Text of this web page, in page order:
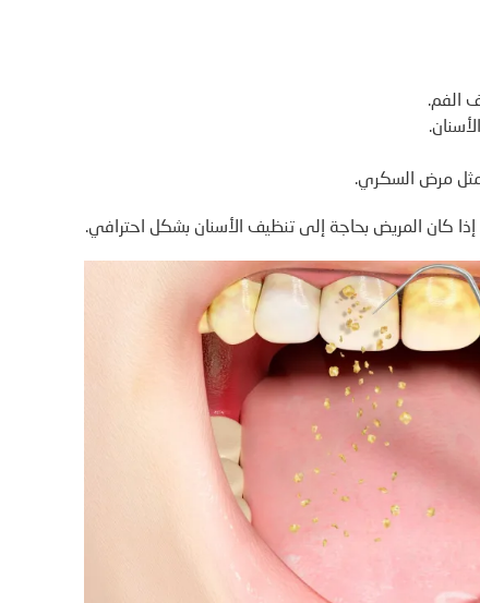
الفم.
مثل مرض السكري.
كان المريض بحاجة إلى تنظيف الأسنان بشكل احترافي.